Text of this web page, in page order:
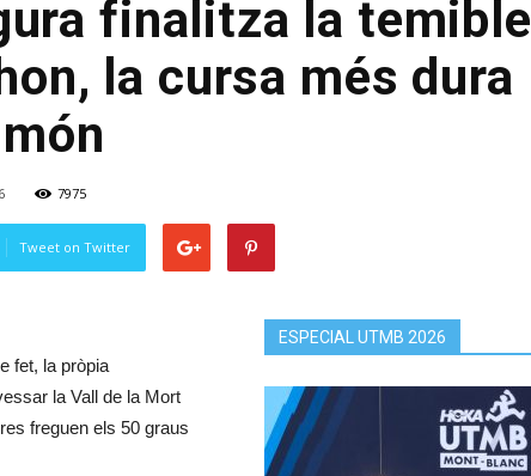
finalitza la temible
la cursa més dura
7975
Tweet on Twitter
fet, la pròpia
la Vall de la Mort
freguen els 50 graus
ESPECIAL UTMB 2026